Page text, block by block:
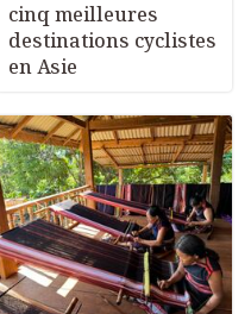
cinq meilleures
destinations cyclistes
en Asie